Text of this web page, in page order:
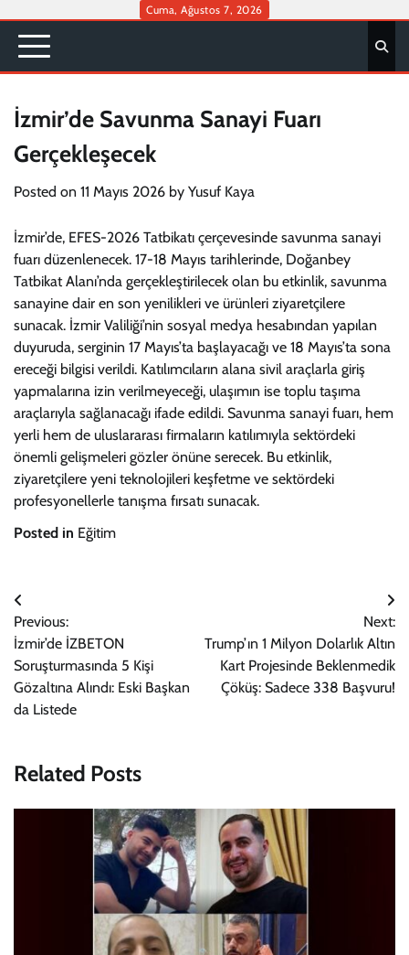
content
Cuma, Ağustos 7, 2026
İzmir’de Savunma Sanayi Fuarı
Gerçekleşecek
Posted on 11 Mayıs 2026 by Yusuf Kaya
İzmir’de, EFES-2026 Tatbikatı çerçevesinde savunma sanayi
fuarı düzenlenecek. 17-18 Mayıs tarihlerinde, Doğanbey
Tatbikat Alanı’nda gerçekleştirilecek olan bu etkinlik, savunma
sanayine dair en son yenilikleri ve ürünleri ziyaretçilere
sunacak. İzmir Valiliği’nin sosyal medya hesabından yapılan
duyuruda, serginin 17 Mayıs’ta başlayacağı ve 18 Mayıs’ta sona
ereceği bilgisi verildi. Katılımcıların alana sivil araçlarla giriş
yapmalarına izin verilmeyeceği, ulaşımın ise toplu taşıma
araçlarıyla sağlanacağı ifade edildi. Savunma sanayi fuarı, hem
yerli hem de uluslararası firmaların katılımıyla sektördeki
önemli gelişmeleri gözler önüne serecek. Bu etkinlik,
ziyaretçilere yeni teknolojileri keşfetme ve sektördeki
profesyonellerle tanışma fırsatı sunacak.
Posted in Eğitim
Yazı
gezinmesi
Previous:
İzmir’de İZBETON
Soruşturmasında 5 Kişi
Gözaltına Alındı: Eski Başkan
da Listede
Next:
Trump’ın 1 Milyon Dolarlık Altın
Kart Projesinde Beklenmedik
Çöküş: Sadece 338 Başvuru!
Related Posts